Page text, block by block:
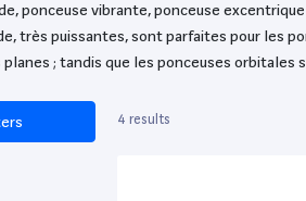
ponceuse vibrante, ponceuse
très puissantes, sont parfaites pour les
planes ; tandis que les ponceuses orbitales
4 results